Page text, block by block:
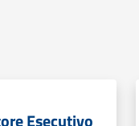
Esecutivo